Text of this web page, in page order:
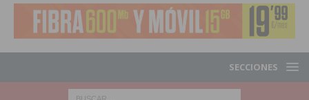
SECCIONES